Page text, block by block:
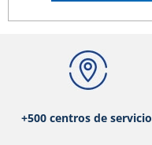
+500 centros de servicio